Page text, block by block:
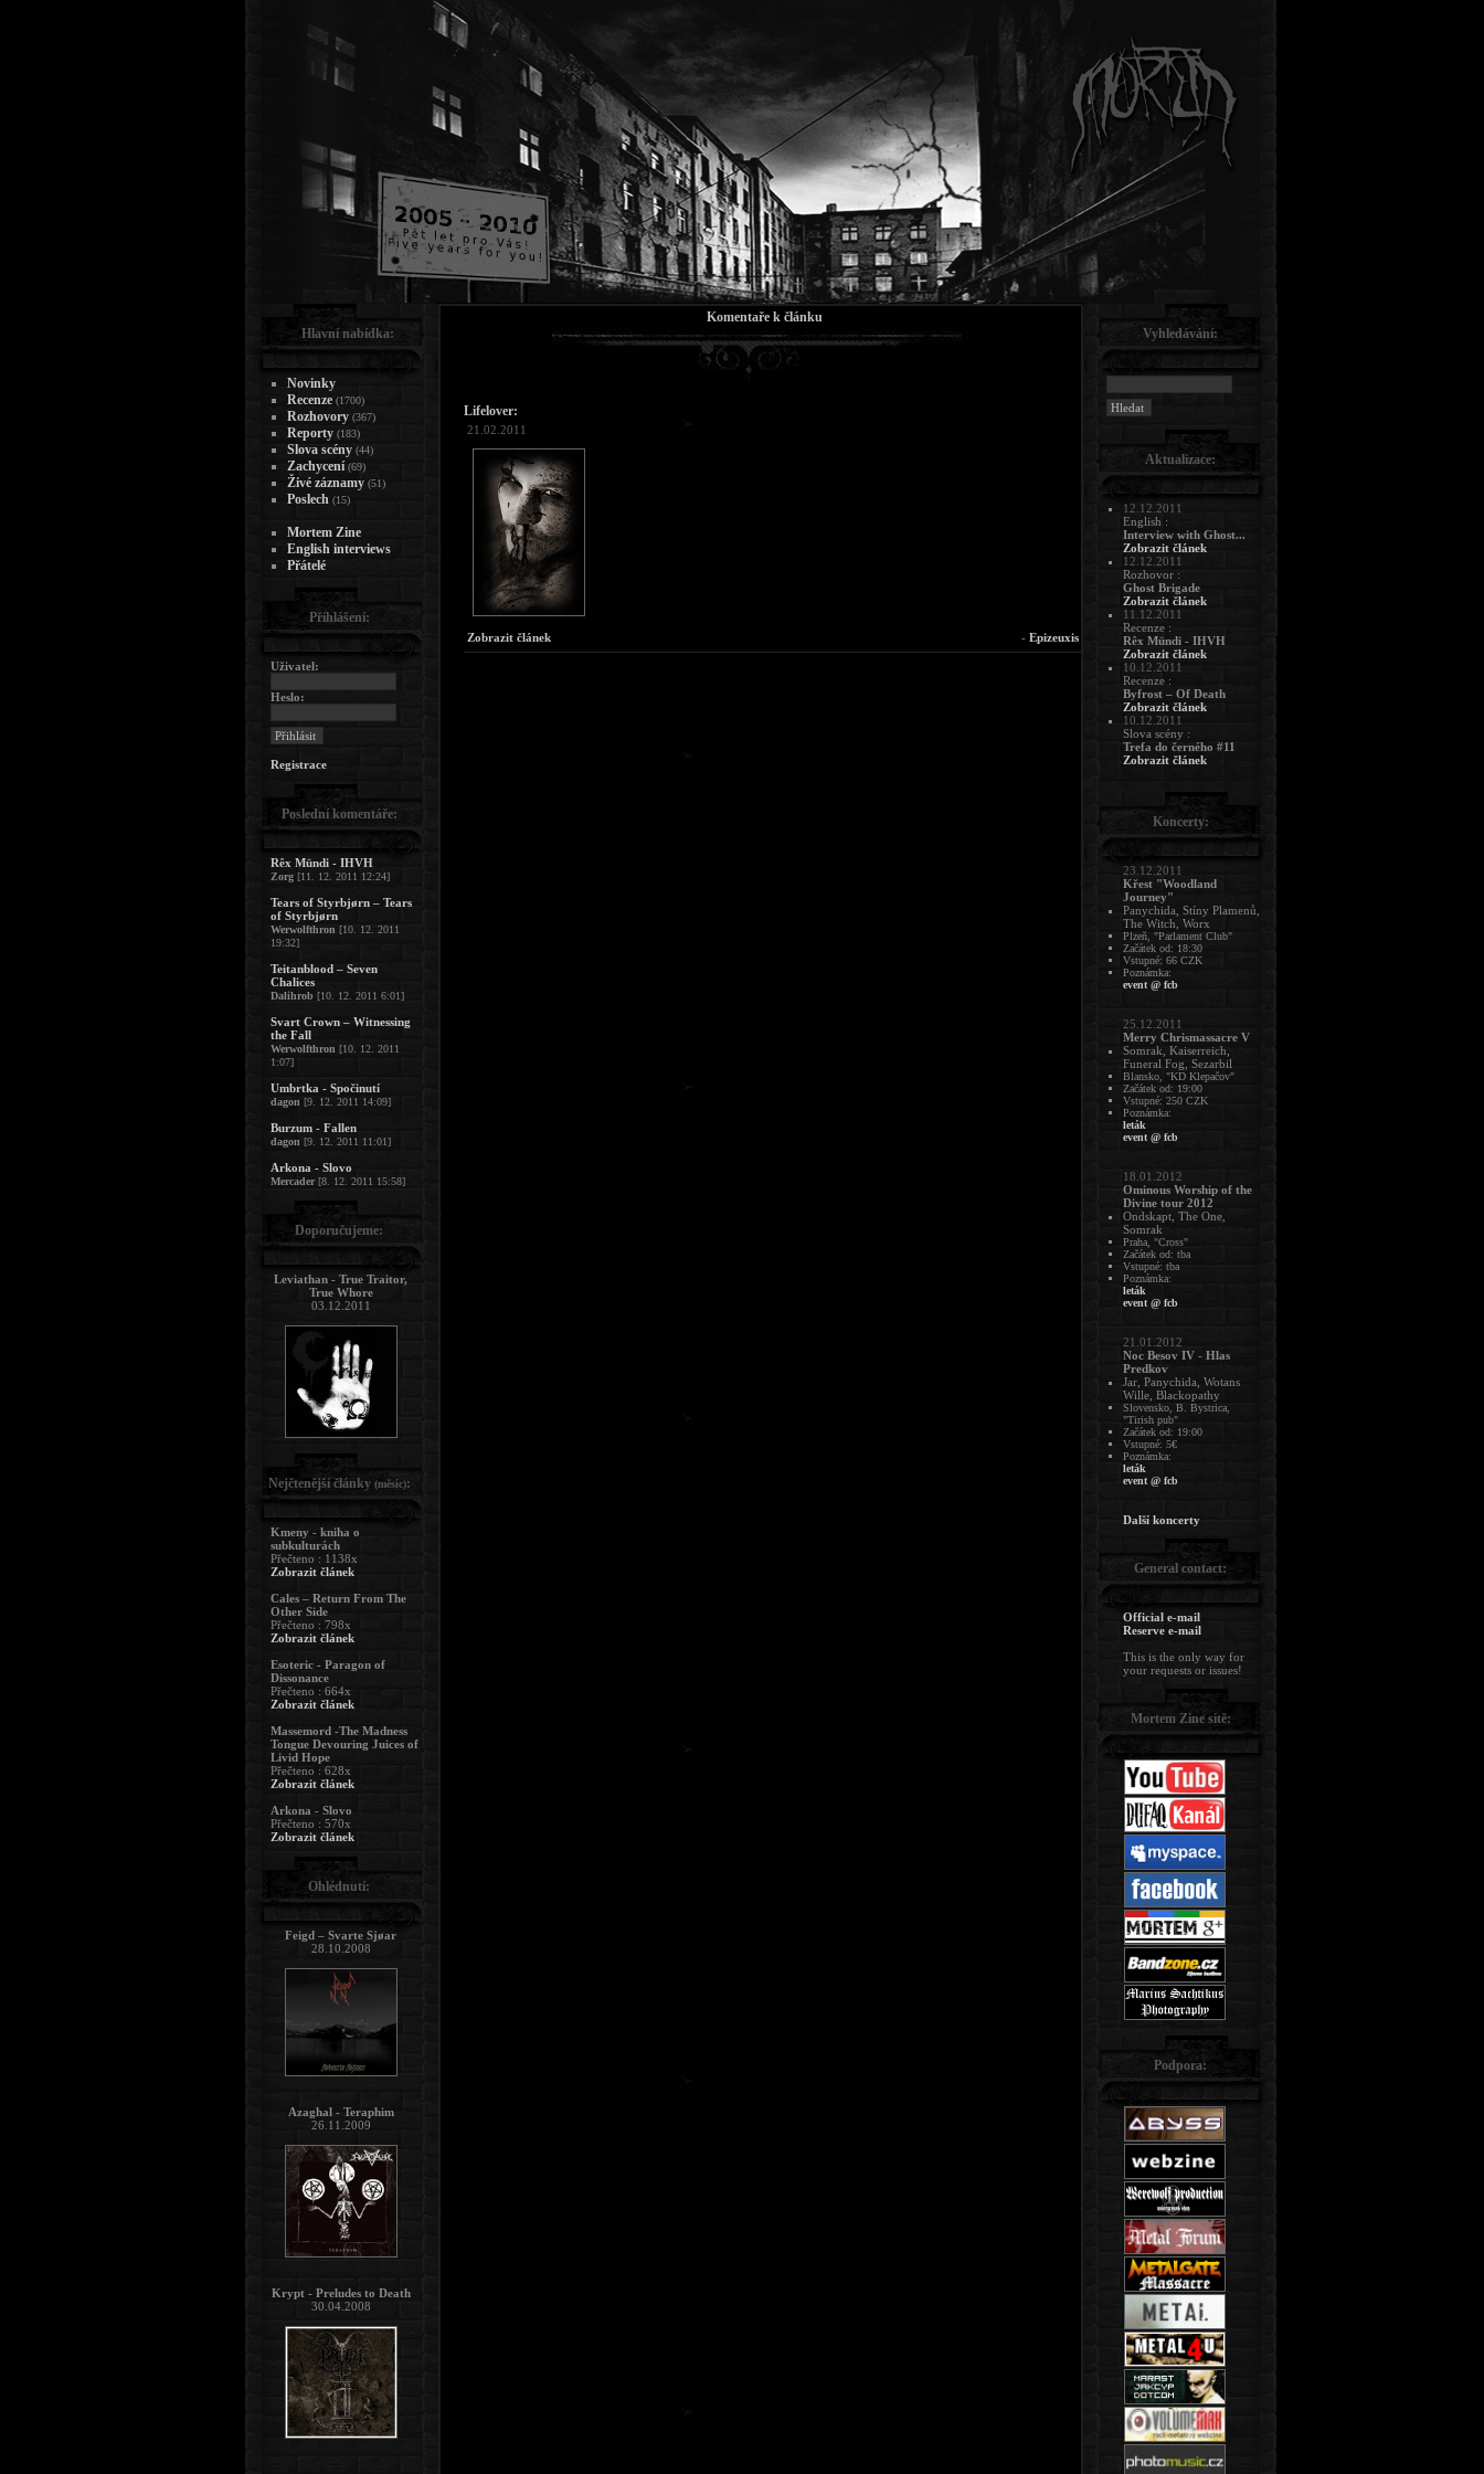
Komentaře k článku
Lifelover:
21.02.2011
Zobrazit článek - Epizeuxis
Hlavní nabídka:
Novinky
Recenze (1700)
Rozhovory (367)
Reporty (183)
Slova scény (44)
Zachycení (69)
Živé záznamy (51)
Poslech (15)
Mortem Zine
English interviews
Přátelé
Přihlášení:
Uživatel:
Heslo:
Registrace
Poslední komentáře:
Rêx Mündi - IHVH
Zorg [11. 12. 2011 12:24]
Tears of Styrbjørn – Tears
of Styrbjørn
Werwolfthron [10. 12. 2011
19:32]
Teitanblood – Seven
Chalices
Dalihrob [10. 12. 2011 6:01]
Svart Crown – Witnessing
the Fall
Werwolfthron [10. 12. 2011
1:07]
Umbrtka - Spočinutí
dagon [9. 12. 2011 14:09]
Burzum - Fallen
dagon [9. 12. 2011 11:01]
Arkona - Slovo
Mercader[8. 12. 2011 15:58]
Doporučujeme:
Leviathan - True Traitor,
True Whore
03.12.2011
Nejčtenější články (měsíc):
Kmeny - kniha o
subkulturách
Přečteno : 1138x
Zobrazit článek
Cales – Return From The
Other Side
Přečteno : 798x
Zobrazit článek
Esoteric - Paragon of
Dissonance
Přečteno : 664x
Zobrazit článek
Massemord -The Madness
Tongue Devouring Juices of
Livid Hope
Přečteno : 628x
Zobrazit článek
Arkona - Slovo
Přečteno : 570x
Zobrazit článek
Ohlédnutí:
Feigd – Svarte Sjøar
28.10.2008
Azaghal - Teraphim
26.11.2009
Krypt - Preludes to Death
30.04.2008
Vyhledávání:
Aktualizace:
12.12.2011
English :
Interview with Ghost...
Zobrazit článek
12.12.2011
Rozhovor :
Ghost Brigade
Zobrazit článek
11.12.2011
Recenze :
Rêx Mündi - IHVH
Zobrazit článek
10.12.2011
Recenze :
Byfrost – Of Death
Zobrazit článek
10.12.2011
Slova scény :
Trefa do černého #11
Zobrazit článek
Koncerty:
23.12.2011
Křest "Woodland
Journey"
Panychida, Stíny Plamenů,
The Witch, Worx
Plzeň, "Parlament Club"
Začátek od: 18:30
Vstupné: 66 CZK
Poznámka:
event @ fcb
25.12.2011
Merry Chrismassacre V
Somrak, Kaiserreich,
Funeral Fog, Sezarbil
Blansko, "KD Klepačov"
Začátek od: 19:00
Vstupné: 250 CZK
Poznámka:
leták
event @ fcb
18.01.2012
Ominous Worship of the
Divine tour 2012
Ondskapt, The One,
Somrak
Praha, "Cross"
Začátek od: tba
Vstupné: tba
Poznámka:
leták
event @ fcb
21.01.2012
Noc Besov IV - Hlas
Predkov
Jar, Panychida, Wotans
Wille, Blackopathy
Slovensko, B. Bystrica,
"Tirish pub"
Začátek od: 19:00
Vstupné: 5€
Poznámka:
leták
event @ fcb
Další koncerty
General contact:
Official e-mail
Reserve e-mail
This is the only way for
your requests or issues!
Mortem Zine sítě:
Podpora: